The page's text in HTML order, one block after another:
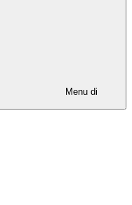
Menu di